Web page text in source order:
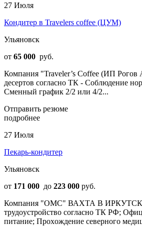
27 Июля
Кондитер в Travelers coffee (ЦУМ)
Ульяновск
от 65 000 руб.
Компания "Traveler’s Coffee (ИП
десертов согласно ТК - Соблюдение
Сменный график 2/2 или 4/2...
Отправить резюме
подробнее
27 Июля
Пекарь-кондитер
Ульяновск
от 171 000 до 223 000 руб.
Компания "ОМС" ВАХТА В
трудoустpойcтвo coглacнo ТК РФ;
питaние; Пpoхoждениe севepнoго